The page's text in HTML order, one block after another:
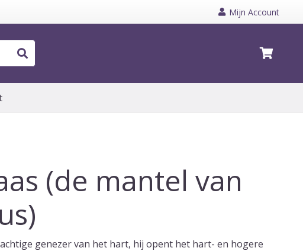
Mijn Account
(de mantel van
genezer van het hart, hij opent het hart- en hogere